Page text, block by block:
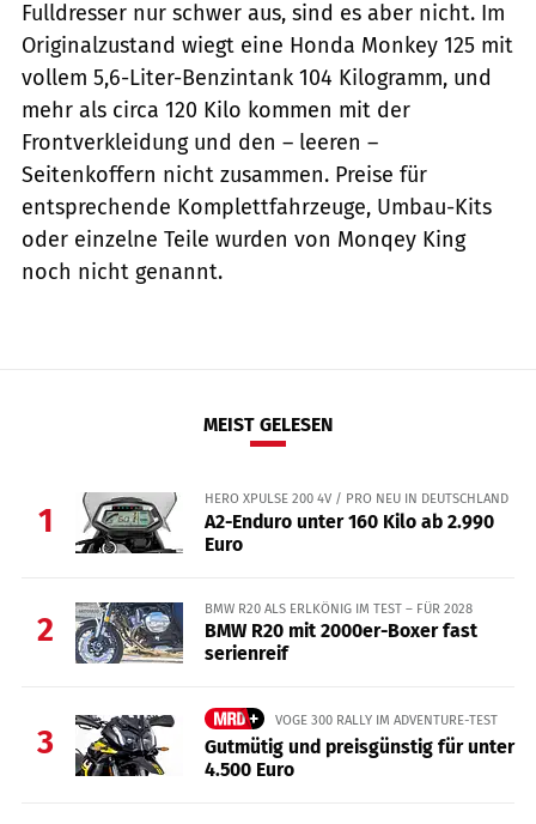
Fulldresser nur schwer aus, sind es aber nicht. Im
Originalzustand wiegt eine Honda Monkey 125 mit
vollem 5,6-Liter-Benzintank 104 Kilogramm, und
mehr als circa 120 Kilo kommen mit der
Frontverkleidung und den – leeren –
Seitenkoffern nicht zusammen. Preise für
entsprechende Komplettfahrzeuge, Umbau-Kits
oder einzelne Teile wurden von Monqey King
noch nicht genannt.
MEIST GELESEN
1
HERO XPULSE 200 4V / PRO NEU IN DEUTSCHLAND
A2-Enduro unter 160 Kilo ab 2.990
Euro
2
BMW R20 ALS ERLKÖNIG IM TEST – FÜR 2028
BMW R20 mit 2000er-Boxer fast
serienreif
3
VOGE 300 RALLY IM ADVENTURE-TEST
Gutmütig und preisgünstig für unter
4.500 Euro